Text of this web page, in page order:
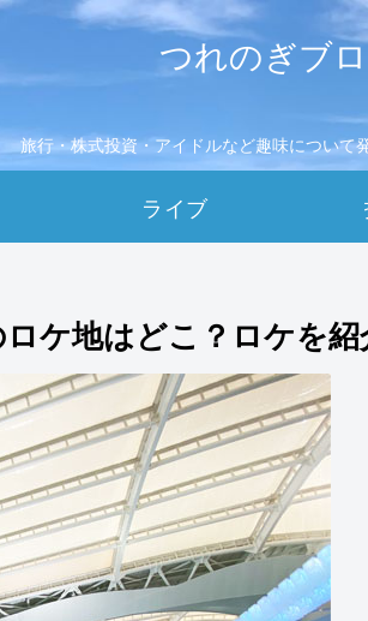
つれのぎブ
旅行・株式投資・アイドルなど趣味について
ライブ
ケ地はどこ？ロケを紹